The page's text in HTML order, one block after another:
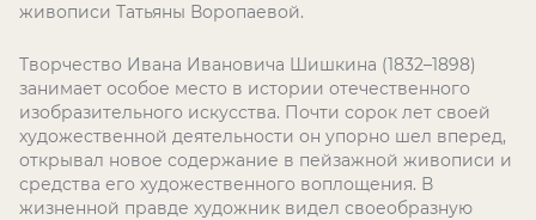
живописи Татьяны Воропаевой.
Творчество Ивана Ивановича Шишкина (1832–1898)
занимает особое место в истории отечественного
изобразительного искусства. Почти сорок лет своей
художественной деятельности он упорно шел вперед,
открывал новое содержание в пейзажной живописи и
средства его художественного воплощения. В
жизненной правде художник видел своеобразную